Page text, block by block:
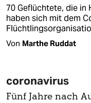
70 Geflüchtete, die in
haben sich mit dem
Von Marthe Ruddat
coronavirus
Fünf Jahre nach